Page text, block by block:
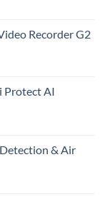
Recorder G2
Protect AI
& Air